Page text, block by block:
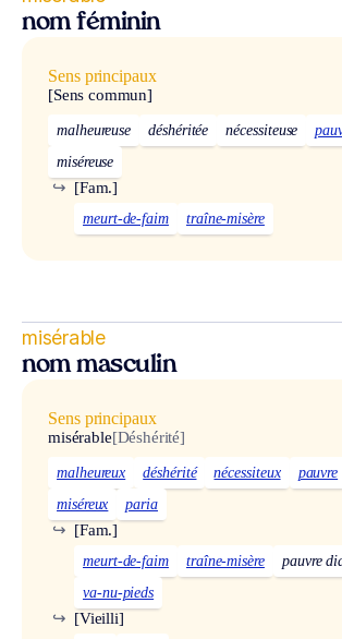
nom féminin
Sens principaux
[Sens commun]
malheureuse déshéritée nécessiteuse
miséreuse
[Fam.]
↪
meurt-de-faim traîne-misère
misérable
nom masculin
Sens principaux
misérable[Déshérité]
malheureux déshérité nécessiteux pauvre
miséreux
paria
[Fam.]
↪
meurt-de-faim traîne-misère
pauvre
va-nu-pieds
[Vieilli]
↪